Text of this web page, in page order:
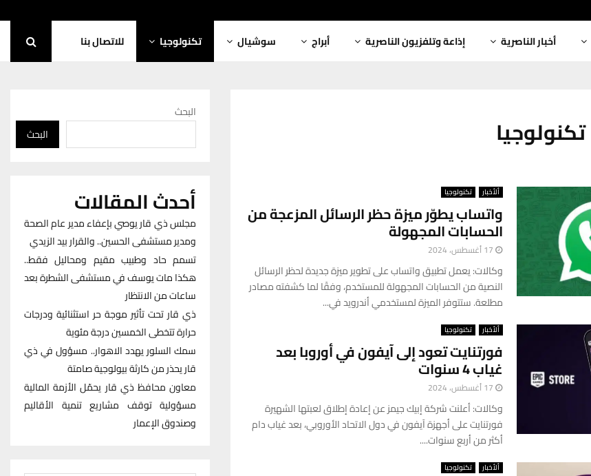
أخبار الناصرية إذاعة وتلفزيون الناصرية أبراج سوشيال تكنولوجيا للاتصال بنا
ألأخبار تكنولوجيا
واتساب يطوّر ميزة حظر الرسائل المزعجة من
الحسابات المجهولة
17 أغسطس، 2024
وكالات: يعمل تطبيق واتساب على تطوير ميزة جديدة لحظر الرسائل
النصية من الحسابات المجهولة للمستخدم، وفقًا لما كشفته مصادر
مطلعة. ستتوفر الميزة لمستخدمي أندرويد في...
ألأخبار تكنولوجيا
فورتنايت تعود إلى آيفون في أوروبا بعد
غياب 4 سنوات
17 أغسطس، 2024
وكالات: أعلنت شركة إبيك جيمز عن إعادة إطلاق لعبتها الشهيرة
فورتنايت على أجهزة آيفون في دول الاتحاد الأوروبي، بعد غياب دام
أكثر من أربع سنوات....
ألأخبار تكنولوجيا
البحث
البحث
أحدث المقالات
مجلس ذي قار يوصي بإعفاء مدير عام الصحة
ومدير مستشفى الحسين.. والقرار بيد الزيدي
تسمم حاد وطبيب مقيم ومحاليل فقط..
هكذا مات يوسف في مستشفى الشطرة بعد
ساعات من الانتظار
ذي قار تحت تأثير موجة حر استثنائية ودرجات
حرارة تتخطى الخمسين درجة مئوية
سمك السلور يهدد الاهوار.. مسؤول في ذي
قار يحذر من كارثة بيولوجية صامتة
معاون محافظ ذي قار يحمّل الأزمة المالية
مسؤولية توقف مشاريع تنمية الأقاليم
وصندوق الإعمار